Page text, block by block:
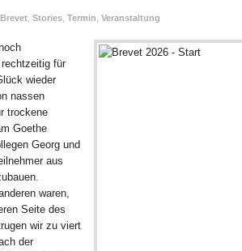
Brevet Stories Termin Veranstaltung
für
wieder
nassen
trockene
Goethe
Georg und
aus
waren,
Seite des
wir zu viert
der